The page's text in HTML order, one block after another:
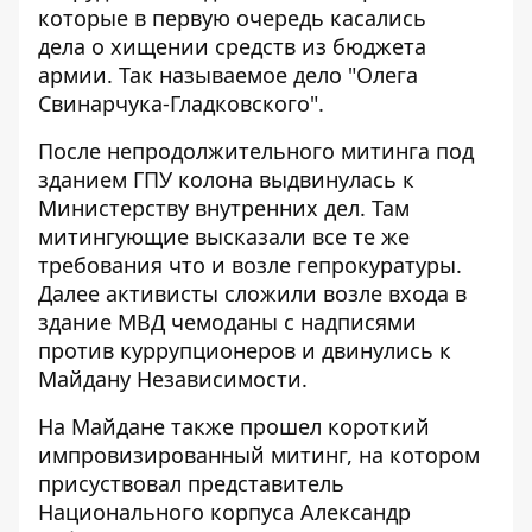
которые в первую очередь касались
дела о хищении средств из бюджета
армии. Так называемое дело "Олега
Свинарчука-Гладковского".
После непродолжительного митинга под
зданием ГПУ колона выдвинулась к
Министерству внутренних дел. Там
митингующие высказали все те же
требования что и возле гепрокуратуры.
Далее активисты сложили возле входа в
здание МВД чемоданы с надписями
против куррупционеров и двинулись к
Майдану Независимости.
На Майдане также прошел короткий
импровизированный митинг, на котором
присуствовал представитель
Национального корпуса Александр